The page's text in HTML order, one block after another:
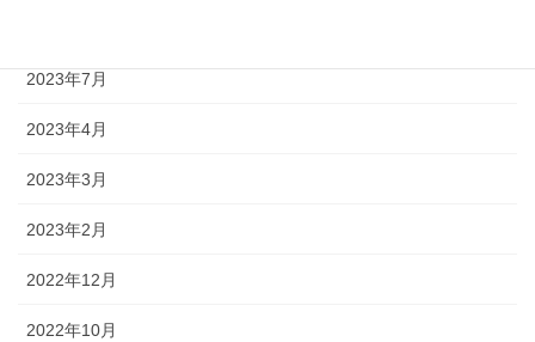
2023年7月
2023年4月
2023年3月
2023年2月
2022年12月
2022年10月